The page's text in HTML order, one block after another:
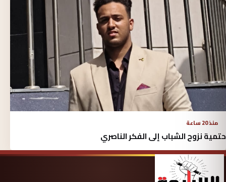
منذ 20 ساعة
حتمية نزوح الشباب إلى الفكر الناصري